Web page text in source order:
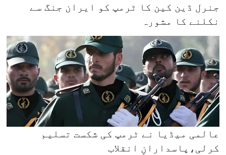
جنرل ڈین کین کا ٹرمپ کو ایران جنگ سے
نکلنے کا مشورہ
عالمی میڈیا نے ٹرمپ کی شکست تسلیم
کرلی،پاسدارانِ انقلاب